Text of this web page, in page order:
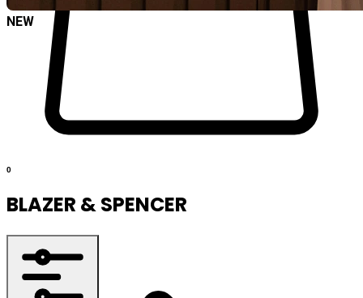
NEW
0
BLAZER & SPENCER